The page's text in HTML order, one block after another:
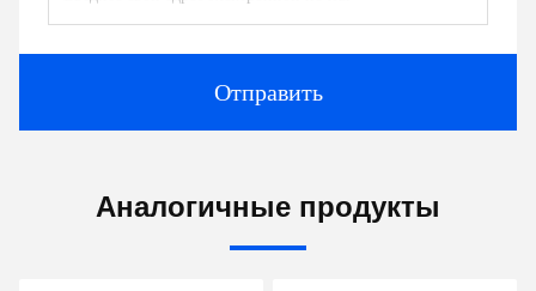
Отправить
Аналогичные продукты